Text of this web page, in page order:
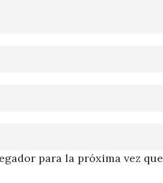
para la próxima vez que